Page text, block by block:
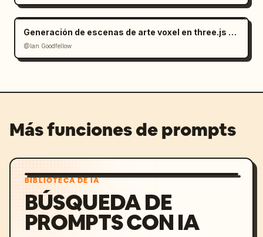
Generación de escenas de arte voxel en three.js a partir de una imagen
@Ian Goodfellow
Más funciones de prompts
BIBLIOTECA DE IA
BÚSQUEDA DE
PROMPTS CON IA